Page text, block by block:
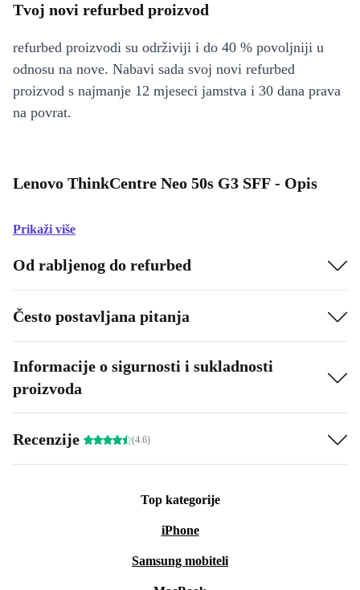
Tvoj novi refurbed proizvod
refurbed proizvodi su održiviji i do 40 % povoljniji u
odnosu na nove. Nabavi sada svoj novi refurbed
proizvod s najmanje 12 mjeseci jamstva i 30 dana prava
na povrat.
Lenovo ThinkCentre Neo 50s G3 SFF - Opis
Prikaži više
Od rabljenog do refurbed
Često postavljana pitanja
Informacije o sigurnosti i sukladnosti
proizvoda
Recenzije (4.6)
Top kategorije
iPhone
Samsung mobiteli